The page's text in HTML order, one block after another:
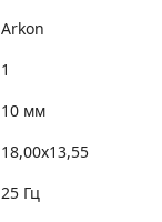
Arkon
1
10 мм
18,00x13,55
25 Гц